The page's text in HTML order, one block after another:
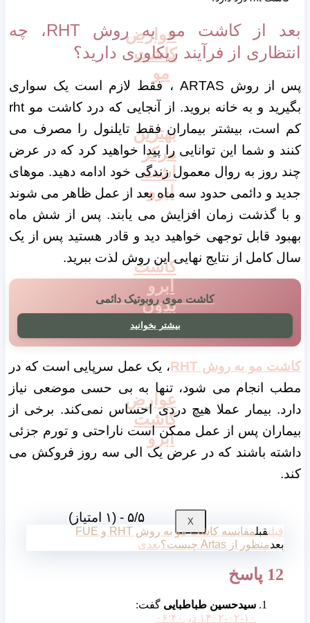
عوارض
کاشت
مو
بهترین
مرکز
اشت
ابرو
کاشت
ابرو
بدون
جراحی
عوارض
کاشت
ابرو
X
بعد از کاشت مو به روش RHT، چه
انتظاری از فرآیند ریکاوری دارید؟
پس از روش ARTAS ، فقط لازم است یک سواری
بگیرید و به خانه بروید. از آنجایی که درد کاشت مو rht
کم است، بیشتر بیماران فقط تایلنول را مصرف می
کنند و شما این توانایی را پیدا خواهید کرد که در عرض
چند روز به روال معمول زندگی خود ادامه دهید. موهای
جدید و دائمی حدود سه ماه بعد از عمل ظاهر می شوند
و با گذشت زمان افزایش می یابند. پس از شش ماه
بهبود قابل توجهی خواهید دید و قادر هستید پس از یک
سال کامل از نتایج نهایی این روش لذت ببرید.
کاشت موی روبوتیک دائمی
بیشتر بخوانید
کاشت مو به روش RHT
، یک عمل سرپایی است که در
مطب انجام می شود، تنها به بی حسی موضعی نیاز
دارد. بیمار عملا هیچ دردی احساس نمی‌کند. برخی از
بیماران پس از عمل ممکن است ناراحتی و تورم جزئی
داشته باشند که در عرض یک الی سه روز فروکش می
کند.
۵/۵ - (۱ امتیاز)
قبلیقبلمقایسه کاشت مو به روش RHT و FUE
بعدمنظور از Artas چیست؟ بعدی
12 پاسخ
سیدحسین طباطبایی گفت:
۱۴۰۲-۰۲-۱۰ در ۰۶:۴۰